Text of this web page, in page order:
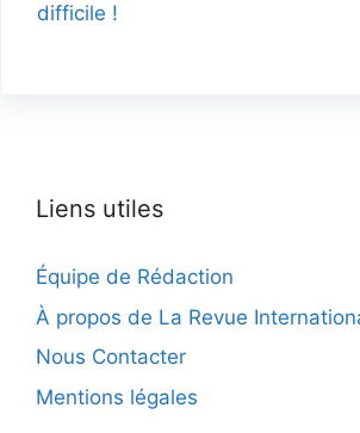
difficile !
Liens utiles
Équipe de Rédaction
À propos de La Revue
Nous Contacter
Mentions légales